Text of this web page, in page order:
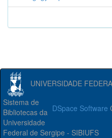
UNIVERSIDADE
DSpace Software
Sistema de
Bibliotecas da
Universidade
Federal de Sergipe - SIBIUFS